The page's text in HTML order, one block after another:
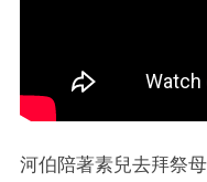
河伯陪著素兒去拜祭